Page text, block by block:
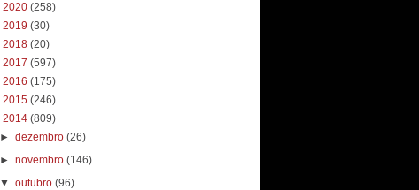
2020 (258)
2019 (30)
2018 (20)
2017 (597)
2016 (175)
2015 (246)
2014 (809)
►dezembro(26)
►novembro(146)
▼outubro(96)